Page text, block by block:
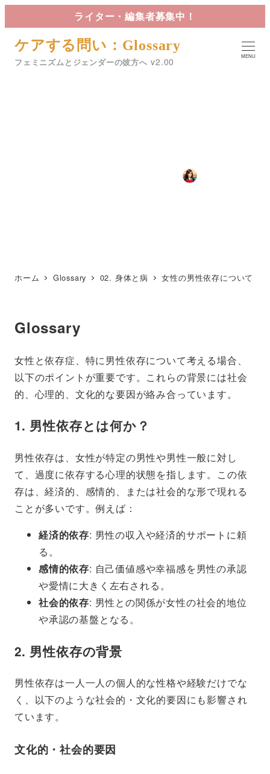
イ
ライター・編集者募集中！
ケアする問い：Glossary
フェミニズムとジェンダーの彼方へ
MENU
著
ホーム Glossary 02. 身体と病 女性の男性依存について
Glossary
女性と依存症、特に男性依存について考える場合、
以下のポイントが重要です。これらの背景には社会
的、心理的、文化的な要因が絡み合っています。
1. 男性依存とは何か？
男性依存は、女性が特定の男性や男性一般に対し
て、過度に依存する心理的状態を指します。この依
存は、経済的、感情的、または社会的な形で現れる
ことが多いです。例えば：
経済的依存: 男性の収入や経済的サポートに頼
る。
感情的依存: 自己価値感や幸福感を男性の承認
や愛情に大きく左右される。
社会的依存: 男性との関係が女性の社会的地位
や承認の基盤となる。
2. 男性依存の背景
男性依存は一人一人の個人的な性格や経験だけでな
く、以下のような社会的・文化的要因にも影響され
ています。
文化的・社会的要因